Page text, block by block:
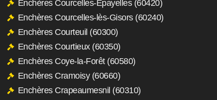
Enchères Courcelles-Epayelles (60420)
Enchères Courcelles-lès-Gisors (60240)
Enchères Courteuil (60300)
Enchères Courtieux (60350)
Enchères Coye-la-Forêt (60580)
Enchères Cramoisy (60660)
Enchères Crapeaumesnil (60310)